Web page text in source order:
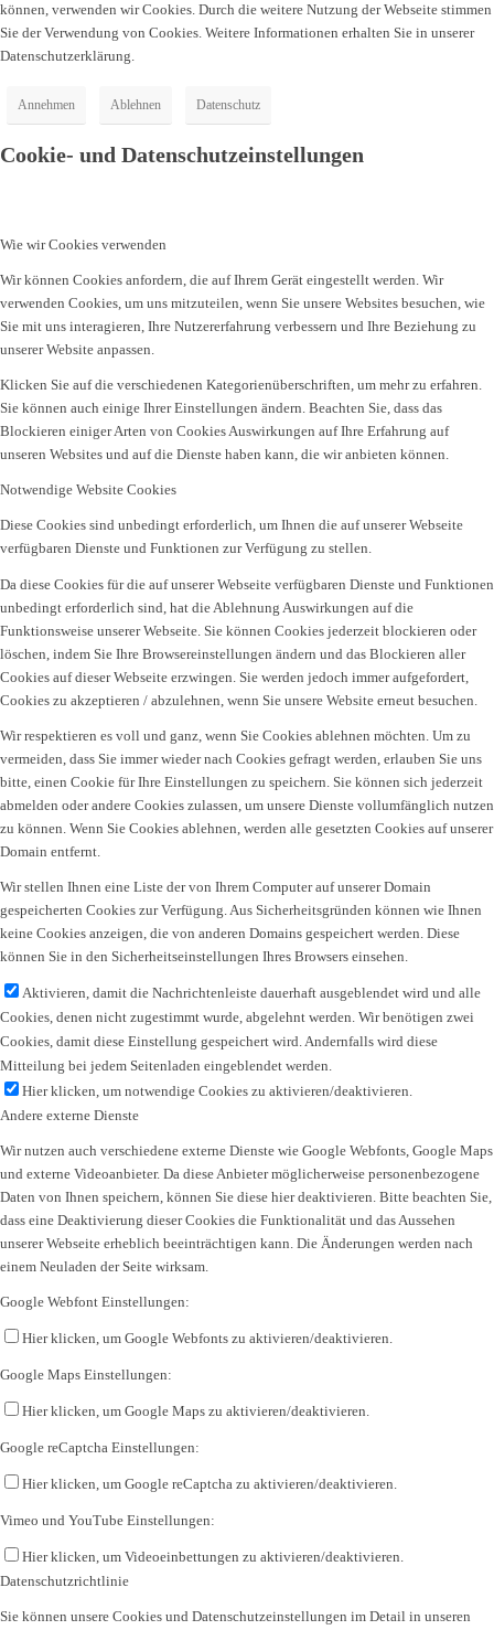
können, verwenden wir Cookies. Durch die weitere Nutzung der Webseite stimmen
Sie der Verwendung von Cookies. Weitere Informationen erhalten Sie in unserer
Datenschutzerklärung.
Annehmen Ablehnen Datenschutz
Cookie- und Datenschutzeinstellungen
Wie wir Cookies verwenden
Wir können Cookies anfordern, die auf Ihrem Gerät eingestellt werden. Wir
verwenden Cookies, um uns mitzuteilen, wenn Sie unsere Websites besuchen, wie
Sie mit uns interagieren, Ihre Nutzererfahrung verbessern und Ihre Beziehung zu
unserer Website anpassen.
Klicken Sie auf die verschiedenen Kategorienüberschriften, um mehr zu erfahren.
Sie können auch einige Ihrer Einstellungen ändern. Beachten Sie, dass das
Blockieren einiger Arten von Cookies Auswirkungen auf Ihre Erfahrung auf
unseren Websites und auf die Dienste haben kann, die wir anbieten können.
Notwendige Website Cookies
Diese Cookies sind unbedingt erforderlich, um Ihnen die auf unserer Webseite
verfügbaren Dienste und Funktionen zur Verfügung zu stellen.
Da diese Cookies für die auf unserer Webseite verfügbaren Dienste und Funktionen
unbedingt erforderlich sind, hat die Ablehnung Auswirkungen auf die
Funktionsweise unserer Webseite. Sie können Cookies jederzeit blockieren oder
löschen, indem Sie Ihre Browsereinstellungen ändern und das Blockieren aller
Cookies auf dieser Webseite erzwingen. Sie werden jedoch immer aufgefordert,
Cookies zu akzeptieren / abzulehnen, wenn Sie unsere Website erneut besuchen.
Wir respektieren es voll und ganz, wenn Sie Cookies ablehnen möchten. Um zu
vermeiden, dass Sie immer wieder nach Cookies gefragt werden, erlauben Sie uns
bitte, einen Cookie für Ihre Einstellungen zu speichern. Sie können sich jederzeit
abmelden oder andere Cookies zulassen, um unsere Dienste vollumfänglich nutzen
zu können. Wenn Sie Cookies ablehnen, werden alle gesetzten Cookies auf unserer
Domain entfernt.
Wir stellen Ihnen eine Liste der von Ihrem Computer auf unserer Domain
gespeicherten Cookies zur Verfügung. Aus Sicherheitsgründen können wie Ihnen
keine Cookies anzeigen, die von anderen Domains gespeichert werden. Diese
können Sie in den Sicherheitseinstellungen Ihres Browsers einsehen.
Aktivieren, damit die Nachrichtenleiste dauerhaft ausgeblendet wird und alle
Cookies, denen nicht zugestimmt wurde, abgelehnt werden. Wir benötigen zwei
Cookies, damit diese Einstellung gespeichert wird. Andernfalls wird diese
Mitteilung bei jedem Seitenladen eingeblendet werden.
Hier klicken, um notwendige Cookies zu aktivieren/deaktivieren.
Andere externe Dienste
Wir nutzen auch verschiedene externe Dienste wie Google Webfonts, Google Maps
und externe Videoanbieter. Da diese Anbieter möglicherweise personenbezogene
Daten von Ihnen speichern, können Sie diese hier deaktivieren. Bitte beachten Sie,
dass eine Deaktivierung dieser Cookies die Funktionalität und das Aussehen
unserer Webseite erheblich beeinträchtigen kann. Die Änderungen werden nach
einem Neuladen der Seite wirksam.
Google Webfont Einstellungen:
Hier klicken, um Google Webfonts zu aktivieren/deaktivieren.
Google Maps Einstellungen:
Hier klicken, um Google Maps zu aktivieren/deaktivieren.
Google reCaptcha Einstellungen:
Hier klicken, um Google reCaptcha zu aktivieren/deaktivieren.
Vimeo und YouTube Einstellungen:
Hier klicken, um Videoeinbettungen zu aktivieren/deaktivieren.
Datenschutzrichtlinie
Sie können unsere Cookies und Datenschutzeinstellungen im Detail in unseren